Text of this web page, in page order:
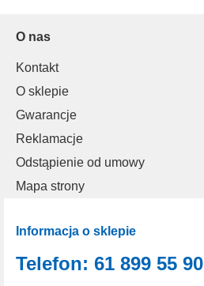
O nas
Kontakt
O sklepie
Gwarancje
Reklamacje
Odstąpienie od umowy
Mapa strony
Informacja o sklepie
Telefon: 61 899 55 90